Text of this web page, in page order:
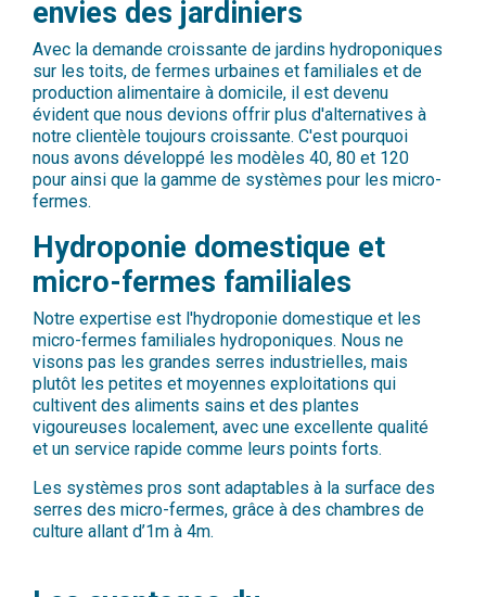
envies des jardiniers
Avec la demande croissante de jardins hydroponiques
sur les toits, de fermes urbaines et familiales et de
production alimentaire à domicile, il est devenu
évident que nous devions offrir plus d'alternatives à
notre clientèle toujours croissante. C'est pourquoi
nous avons développé les modèles 40, 80 et 120
pour ainsi que la gamme de systèmes pour les micro-
fermes.
Hydroponie domestique et
micro-fermes familiales
Notre expertise est l'hydroponie domestique et les
micro-fermes familiales hydroponiques. Nous ne
visons pas les grandes serres industrielles, mais
plutôt les petites et moyennes exploitations qui
cultivent des aliments sains et des plantes
vigoureuses localement, avec une excellente qualité
et un service rapide comme leurs points forts.
Les systèmes pros sont adaptables à la surface des
serres des micro-fermes, grâce à des chambres de
culture allant d’1m à 4m.